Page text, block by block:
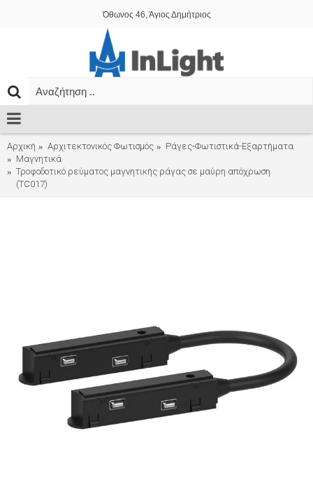
Όθωνος 46, Άγιος Δημήτριος
Αρχική Αρχιτεκτονικός Φωτισμός
Ράγες-Φωτιστικά-Εξαρτήματα
Μαγνητικά
Τροφοδοτικό ρεύματος μαγνητικής ράγας σε μαύρη απόχρωση
(TC017)